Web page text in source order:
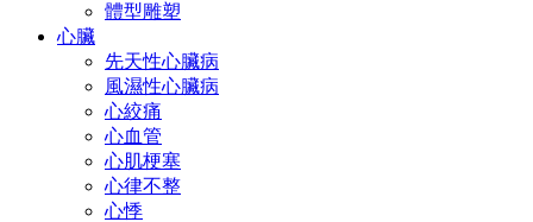
體型雕塑
心臟
先天性心臟病
風濕性心臟病
心絞痛
心血管
心肌梗塞
心律不整
心悸